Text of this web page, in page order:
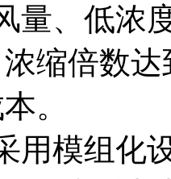
量、低浓
缩倍数
。
用模组化